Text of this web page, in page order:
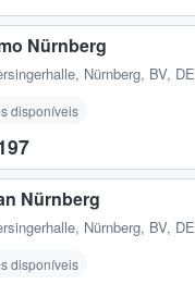
Nürnberg
, Nürnberg, BV, DE
disponíveis
Nürnberg
, Nürnberg, BV, DE
disponíveis